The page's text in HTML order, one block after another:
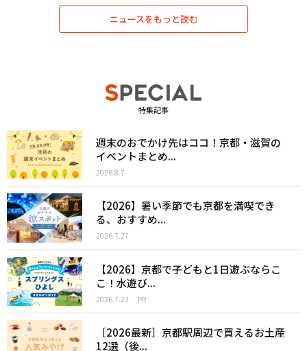
ニュースをもっと読む
特集記事
週末のおでかけ先はココ！京都・滋賀の
イベントまとめ...
2026.8.7
【2026】暑い季節でも京都を満喫でき
る、おすすめ...
2026.7.27
【2026】京都で子どもと1日遊ぶならこ
こ！水遊び...
2026.7.23 PR
［2026最新］京都駅周辺で買えるお土産
12選（後...